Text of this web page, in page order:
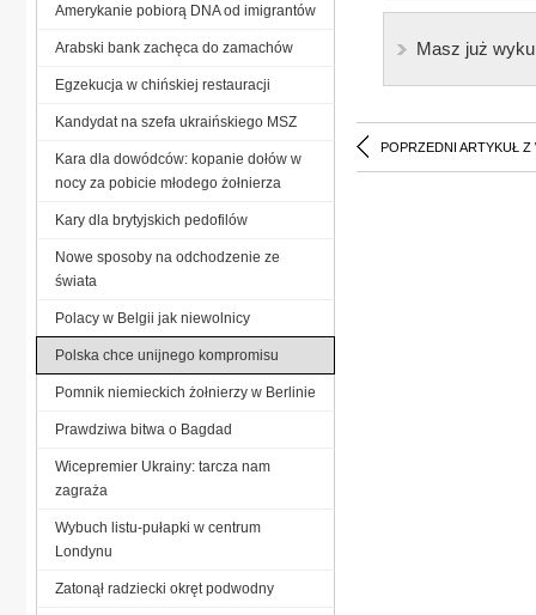
Masz już
POPRZEDNI ARTYKUŁ Z
Amerykanie pobiorą DNA od imigrantów
Arabski bank zachęca do zamachów
Egzekucja w chińskiej restauracji
Kandydat na szefa ukraińskiego MSZ
Kara dla dowódców: kopanie dołów w
nocy za pobicie młodego żołnierza
Kary dla brytyjskich pedofilów
Nowe sposoby na odchodzenie ze
świata
Polacy w Belgii jak niewolnicy
Polska chce unijnego kompromisu
Pomnik niemieckich żołnierzy w Berlinie
Prawdziwa bitwa o Bagdad
Wicepremier Ukrainy: tarcza nam
zagraża
Wybuch listu-pułapki w centrum
Londynu
Zatonął radziecki okręt podwodny